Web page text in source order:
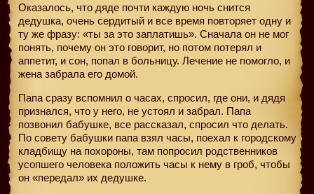
Оказалось, что дяде почти каждую ночь снится
дедушка, очень сердитый и все время повторяет одну и
ту же фразу: «ты за это заплатишь». Сначала он не мог
понять, почему он это говорит, но потом потерял и
аппетит, и сон, попал в больницу. Лечение не помогло, и
жена забрала его домой.
Папа сразу вспомнил о часах, спросил, где они, и дядя
признался, что у него, не устоял и забрал. Папа
позвонил бабушке, все рассказал, спросил что делать.
По совету бабушки папа взял часы, поехал к городскому
кладбищу на похороны, там попросил родственников
усопшего человека положить часы к нему в гроб, чтобы
он «передал» их дедушке.